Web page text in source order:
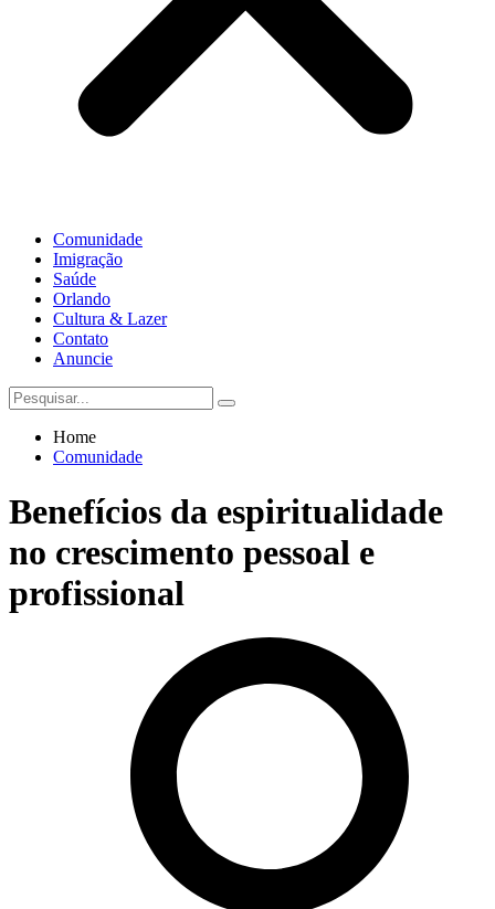
Comunidade
Imigração
Saúde
Orlando
Cultura & Lazer
Contato
Anuncie
Home
Comunidade
Benefícios da espiritualidade
no crescimento pessoal e
profissional